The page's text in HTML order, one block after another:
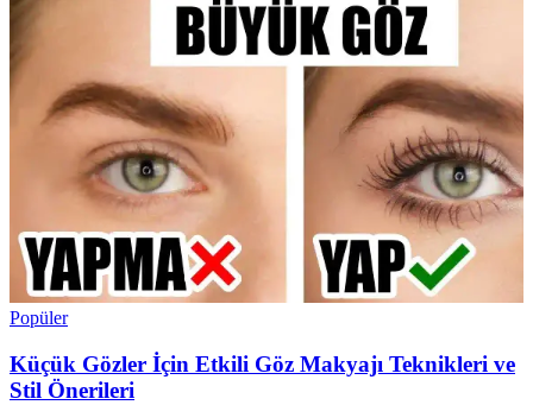
Popüler
Küçük Gözler İçin Etkili Göz Makyajı Teknikleri ve
Stil Önerileri